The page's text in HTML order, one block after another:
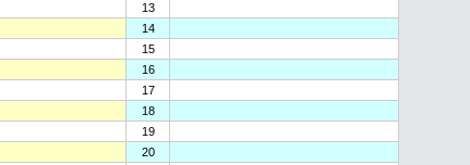
13
14
15
16
17
18
19
20